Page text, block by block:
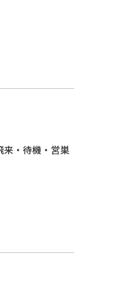
来・待機・営巣